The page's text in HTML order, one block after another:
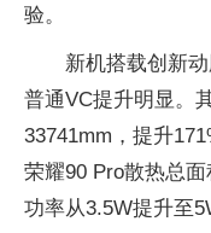
验。
新机搭载创新
普通VC提升明显。
33741mm，提升
荣耀90 Pro散热总
功率从3.5W提升至